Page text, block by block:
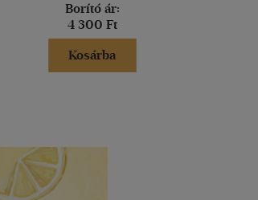
Borító ár:
4 300 Ft
Kosárba